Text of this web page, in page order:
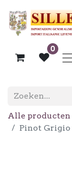
0
Alle producten
Pinot